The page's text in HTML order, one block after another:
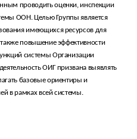
проводить оценки, инспекции
ООН. Целью Группы является
имеющихся ресурсов для
повышение эффективности
системы Организации
ОИГ призвана выявлять
базовые ориентиры и
в рамках всей системы.